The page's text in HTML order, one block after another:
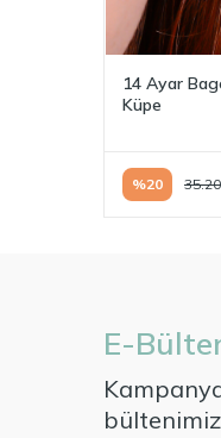
14 Ayar
Küpe
%20
E-